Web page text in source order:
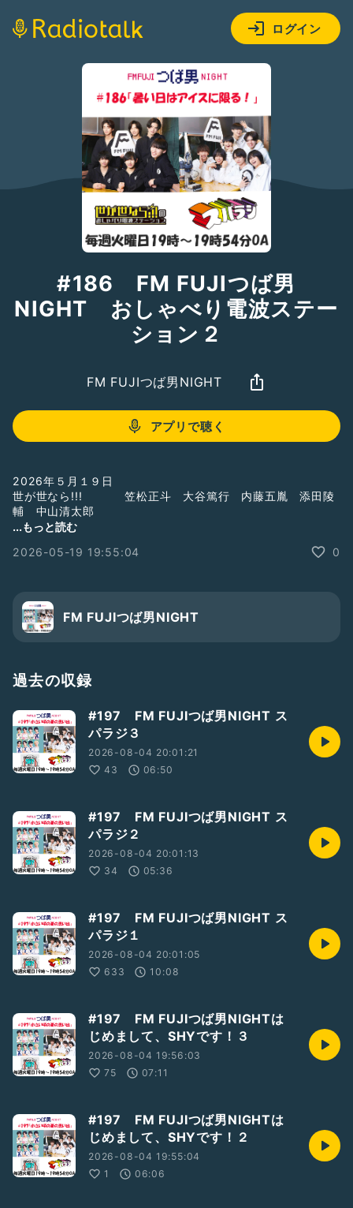
ログイン
#186 FM FUJIつば男
NIGHT おしゃべり電波ステー
ション２
FM FUJIつば男NIGHT
アプリで聴く
2026年５月１９日
世が世なら!!! 笠松正斗 大谷篤行 内藤五胤 添田陵
輔 中山清太郎
#世が世なら!!!#おしゃべり電波ステーション
#スパラジ
☆FM FUJI
毎週火曜よる7:00～7:54OA！
https://www.fmfuji.jp/
同時配信！
https://radiotalk.jp/program/124143
...もっと読む
2026-05-19 19:55:04
0
FM FUJIつば男NIGHT
過去の収録
#197 FM FUJIつば男NIGHT ス
パラジ３
2026-08-04 20:01:21
43
06:50
#197 FM FUJIつば男NIGHT ス
パラジ２
2026-08-04 20:01:13
34
05:36
#197 FM FUJIつば男NIGHT ス
パラジ１
2026-08-04 20:01:05
633
10:08
#197 FM FUJIつば男NIGHTは
じめまして、SHYです！３
2026-08-04 19:56:03
75
07:11
#197 FM FUJIつば男NIGHTは
じめまして、SHYです！２
2026-08-04 19:55:04
1
06:06